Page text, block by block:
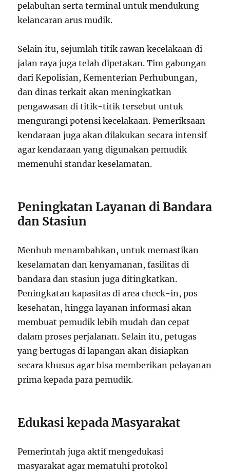
pelabuhan serta terminal untuk mendukung
kelancaran arus mudik.
Selain itu, sejumlah titik rawan kecelakaan di
jalan raya juga telah dipetakan. Tim gabungan
dari Kepolisian, Kementerian Perhubungan,
dan dinas terkait akan meningkatkan
pengawasan di titik-titik tersebut untuk
mengurangi potensi kecelakaan. Pemeriksaan
kendaraan juga akan dilakukan secara intensif
agar kendaraan yang digunakan pemudik
memenuhi standar keselamatan.
Peningkatan Layanan di Bandara
dan Stasiun
Menhub menambahkan, untuk memastikan
keselamatan dan kenyamanan, fasilitas di
bandara dan stasiun juga ditingkatkan.
Peningkatan kapasitas di area check-in, pos
kesehatan, hingga layanan informasi akan
membuat pemudik lebih mudah dan cepat
dalam proses perjalanan. Selain itu, petugas
yang bertugas di lapangan akan disiapkan
secara khusus agar bisa memberikan pelayanan
prima kepada para pemudik.
Edukasi kepada Masyarakat
Pemerintah juga aktif mengedukasi
masyarakat agar mematuhi protokol